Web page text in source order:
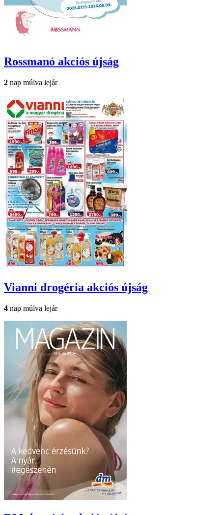
Rossmanó akciós újság
2 nap múlva lejár
Vianni drogéria akciós újság
4 nap múlva lejár